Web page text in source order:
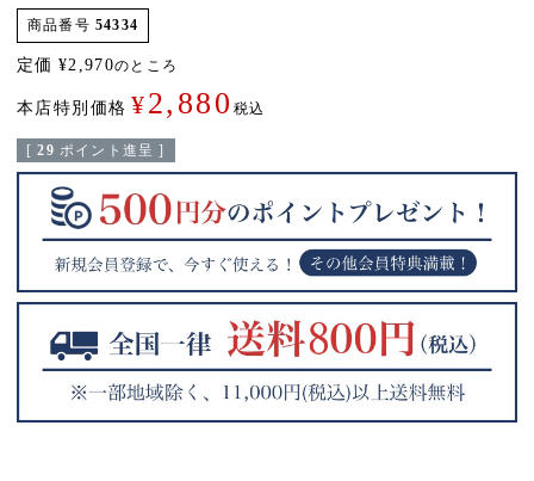
商品番号 54334
定価 ¥2,970のところ
本店特別価格 ¥2,880 税込
[ 29 ポイント進呈 ]